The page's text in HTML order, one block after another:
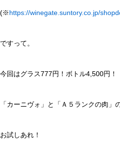
(※https://winegate.suntory.co.jp/
ですって。
今回はグラス777円！ボトル4,500円！
「カーニヴォ」と「Ａ５ランクの肉」
お試しあれ！